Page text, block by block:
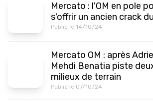
Mercato : l'OM en pole
s'offrir un ancien crack
Publié le 14/10/24
Mercato OM : après
Mehdi Benatia piste
milieux de terrain
Publié le 07/10/24